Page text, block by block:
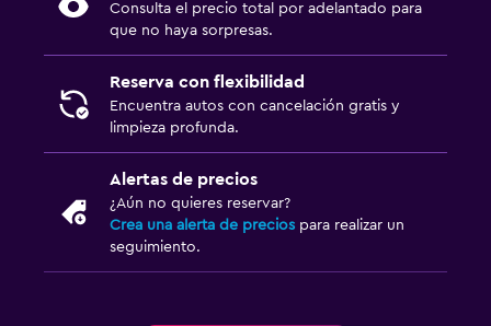
Consulta el precio total por adelantado para
que no haya sorpresas.
Reserva con flexibilidad
Encuentra autos con cancelación gratis y
limpieza profunda.
Alertas de precios
¿Aún no quieres reservar?
Crea una alerta de precios para realizar un
seguimiento.